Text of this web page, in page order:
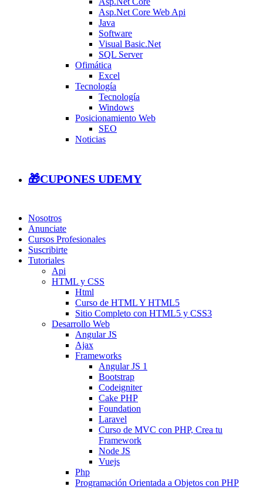
Asp.Net Core Web Api
Java
Software
Visual Basic.Net
SQL Server
Ofimática
Excel
Tecnología
Tecnología
Windows
Posicionamiento Web
SEO
Noticias
🎁CUPONES UDEMY
Nosotros
Anunciate
Cursos Profesionales
Suscribirte
Tutoriales
Api
HTML y CSS
Html
Curso de HTML Y HTML5
Sitio Completo con HTML5 y CSS3
Desarrollo Web
Angular JS
Ajax
Frameworks
Angular JS 1
Bootstrap
Codeigniter
Cake PHP
Foundation
Laravel
Curso de MVC con PHP, Crea tu
Framework
Node JS
Vuejs
Php
Programación Orientada a Objetos con PHP